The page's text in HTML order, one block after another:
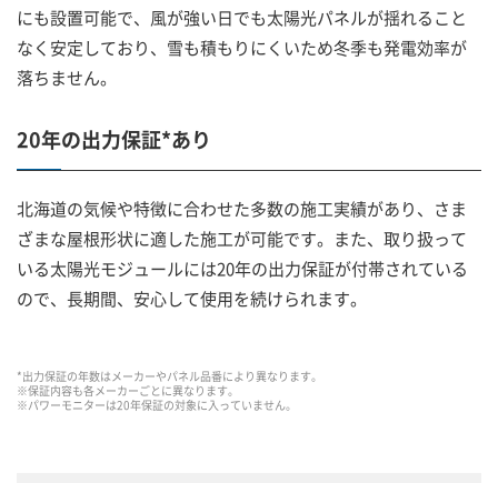
にも設置可能で、風が強い日でも太陽光パネルが揺れること
なく安定しており、雪も積もりにくいため冬季も発電効率が
落ちません。
20年の出力保証*あり
北海道の気候や特徴に合わせた多数の施工実績があり、さま
ざまな屋根形状に適した施工が可能です。また、取り扱って
いる太陽光モジュールには20年の出力保証が付帯されている
ので、長期間、安心して使用を続けられます。
*出力保証の年数はメーカーやパネル品番により異なります。
※保証内容も各メーカーごとに異なります。
※パワーモニターは20年保証の対象に入っていません。